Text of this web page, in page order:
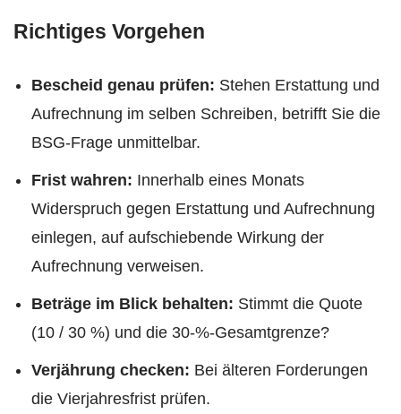
Richtiges Vorgehen
Bescheid genau prüfen: Stehen Erstattung und
Aufrechnung im selben Schreiben, betrifft Sie die
BSG-Frage unmittelbar.
Frist wahren: Innerhalb eines Monats
Widerspruch gegen Erstattung und Aufrechnung
einlegen, auf aufschiebende Wirkung der
Aufrechnung verweisen.
Beträge im Blick behalten: Stimmt die Quote
(10 / 30 %) und die 30-%-Gesamtgrenze?
Verjährung checken: Bei älteren Forderungen
die Vierjahresfrist prüfen.